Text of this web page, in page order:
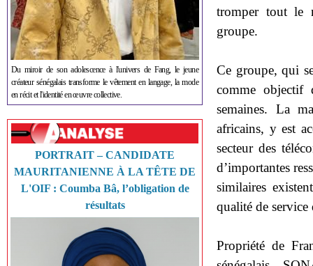
Du miroir de son adolescence à l'univers de Fang, le jeune
créateur sénégalais transforme le vêtement en langage, la mode
en récit et l'identité en œuvre collective.
PORTRAIT – CANDIDATE
MAURITANIENNE À LA TÊTE DE
L'OIF : Coumba Bâ, l’obligation de
résultats
tromper tout le
groupe.
Ce groupe, qui
comme objectif
semaines. La
africains, y est
secteur des
d’importantes
similaires
qualité de service
Propriété de